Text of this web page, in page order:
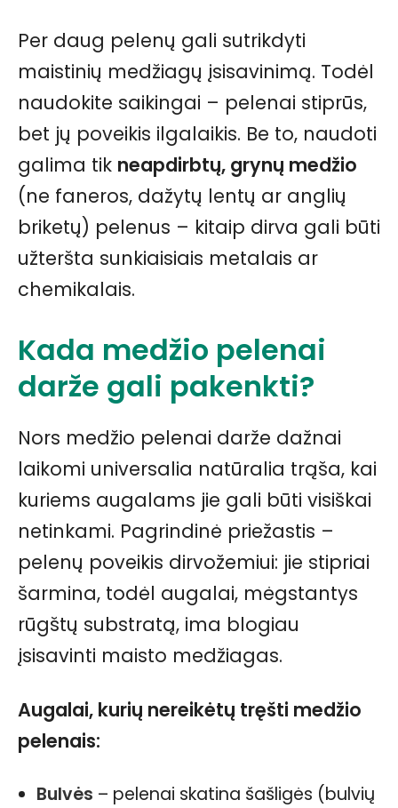
Per daug pelenų gali sutrikdyti
maistinių medžiagų įsisavinimą. Todėl
naudokite saikingai – pelenai stiprūs,
bet jų poveikis ilgalaikis. Be to, naudoti
galima tik neapdirbtų, grynų medžio
(ne faneros, dažytų lentų ar anglių
briketų) pelenus – kitaip dirva gali būti
užteršta sunkiaisiais metalais ar
chemikalais.
Kada medžio pelenai
darže gali pakenkti?
Nors medžio pelenai darže dažnai
laikomi universalia natūralia trąša, kai
kuriems augalams jie gali būti visiškai
netinkami. Pagrindinė priežastis –
pelenų poveikis dirvožemiui: jie stipriai
šarmina, todėl augalai, mėgstantys
rūgštų substratą, ima blogiau
įsisavinti maisto medžiagas.
Augalai, kurių nereikėtų tręšti medžio
pelenais:
Bulvės – pelenai skatina šašligės (bulvių